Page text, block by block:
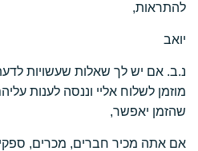
להתראות,
יואב
נ.ב. אם יש לך שאלות שעשויות
מוזמן לשלוח אליי וננסה לענות
שהזמן יאפשר,
אם אתה מכיר חברים, מכרים,